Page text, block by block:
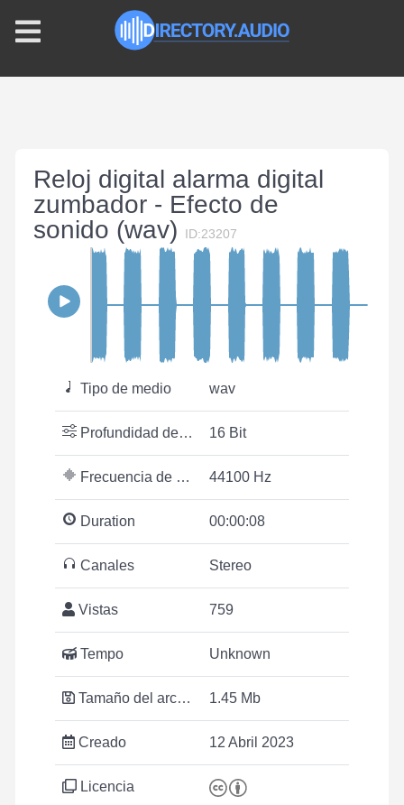
Reloj digital alarma digital
zumbador - Efecto de
sonido (wav)
ID:23207
Tipo de medio wav
Profundidad de bits 16 Bit
Frecuencia de muestreo 44100 Hz
Duration 00:00:08
Canales Stereo
Vistas 759
Tempo Unknown
Tamaño del archivo 1.45 Mb
Creado 12 Abril 2023
Licencia